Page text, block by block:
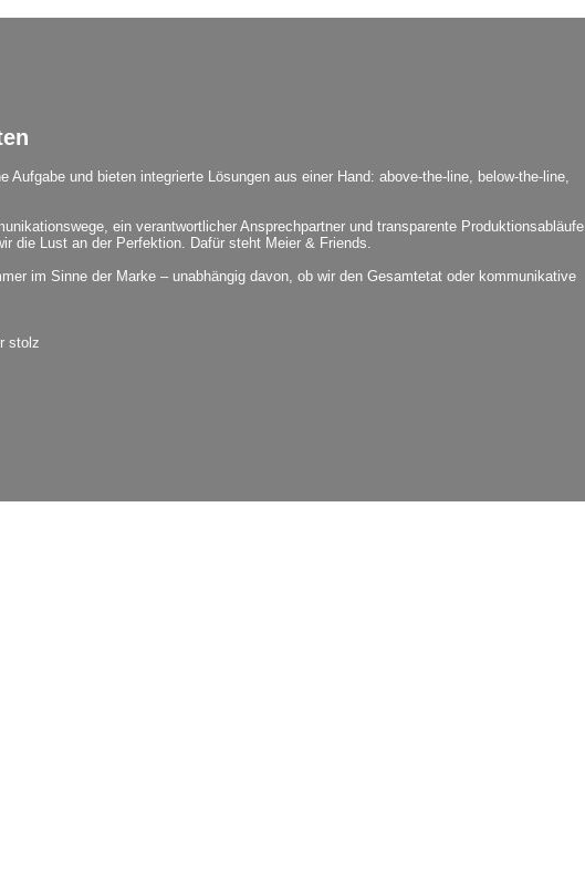
und bieten integrierte Lösungen aus einer Hand: above-the-line, below-the-line,
ein verantwortlicher Ansprechpartner und transparente Produktionsabläufe.
die Lust an der Perfektion. Dafür steht Meier & Friends.
im Sinne der Marke – unabhängig davon, ob wir den Gesamtetat oder kommunikative
stolz